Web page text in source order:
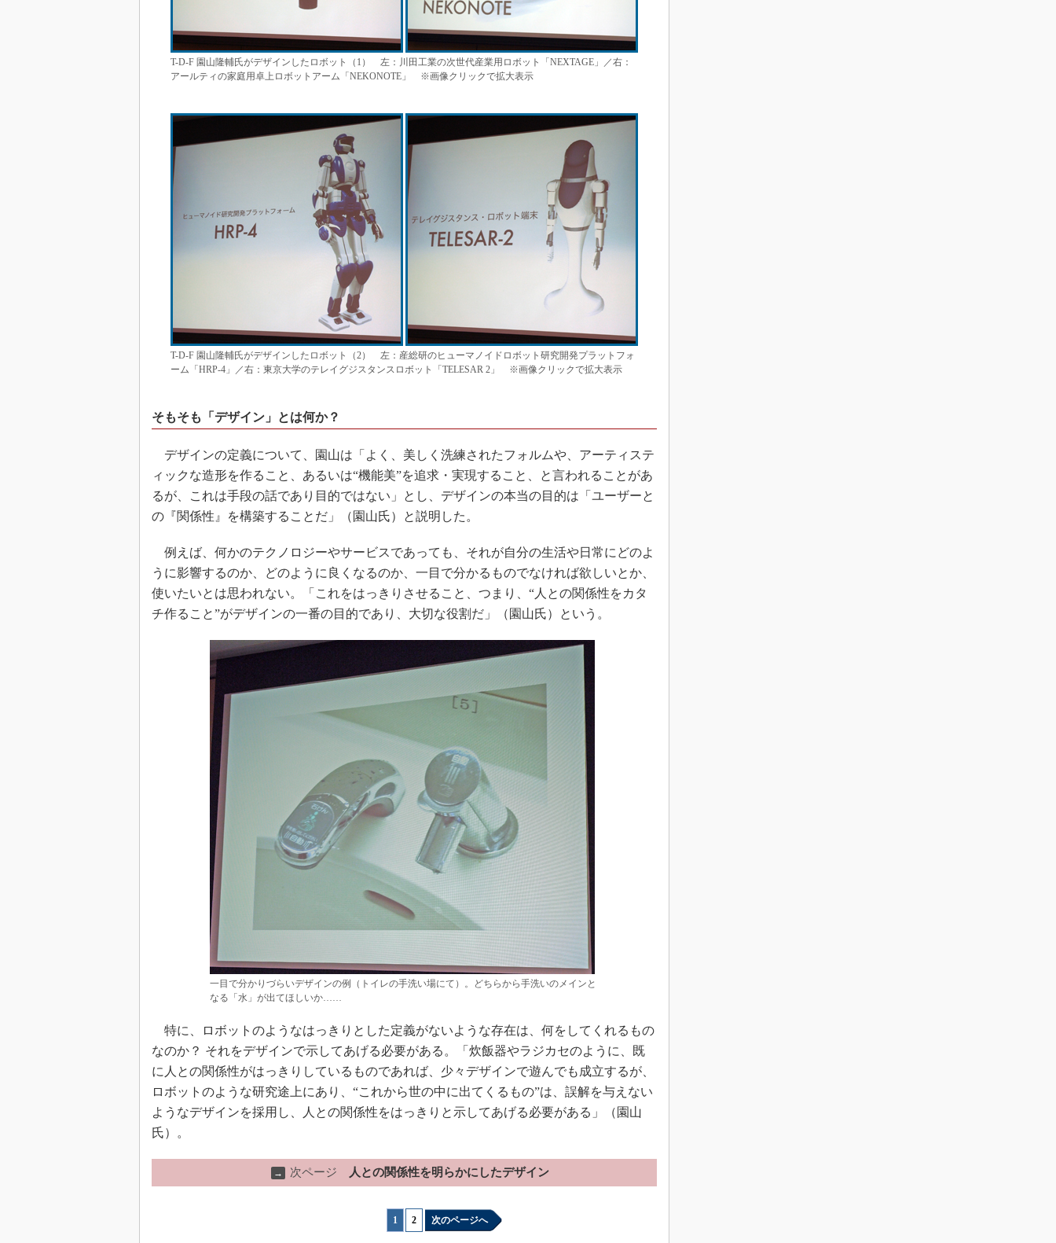
T-D-F 園山隆輔氏がデザインしたロボット（1） 左：川田工業の次世代産業用ロボット「NEXTAGE」／右：
アールティの家庭用卓上ロボットアーム「NEKONOTE」 ※画像クリックで拡大表示
T-D-F 園山隆輔氏がデザインしたロボット（2） 左：産総研のヒューマノイドロボット研究開発プラットフォ
ーム「HRP-4」／右：東京大学のテレイグジスタンスロボット「TELESAR 2」 ※画像クリックで拡大表示
そもそも「デザイン」とは何か？
デザインの定義について、園山は「よく、美しく洗練されたフォルムや、アーティステ
ィックな造形を作ること、あるいは“機能美”を追求・実現すること、と言われることがあ
るが、これは手段の話であり目的ではない」とし、デザインの本当の目的は「ユーザーと
の『関係性』を構築することだ」（園山氏）と説明した。
例えば、何かのテクノロジーやサービスであっても、それが自分の生活や日常にどのよ
うに影響するのか、どのように良くなるのか、一目で分かるものでなければ欲しいとか、
使いたいとは思われない。「これをはっきりさせること、つまり、“人との関係性をカタ
チ作ること”がデザインの一番の目的であり、大切な役割だ」（園山氏）という。
一目で分かりづらいデザインの例（トイレの手洗い場にて）。どちらから手洗いのメインと
なる「水」が出てほしいか……
特に、ロボットのようなはっきりとした定義がないような存在は、何をしてくれるもの
なのか？ それをデザインで示してあげる必要がある。「炊飯器やラジカセのように、既
に人との関係性がはっきりしているものであれば、少々デザインで遊んでも成立するが、
ロボットのような研究途上にあり、“これから世の中に出てくるもの”は、誤解を与えない
ようなデザインを採用し、人との関係性をはっきりと示してあげる必要がある」（園山
氏）。
→ 次ページ 人との関係性を明らかにしたデザイン
1 2 次のページへ